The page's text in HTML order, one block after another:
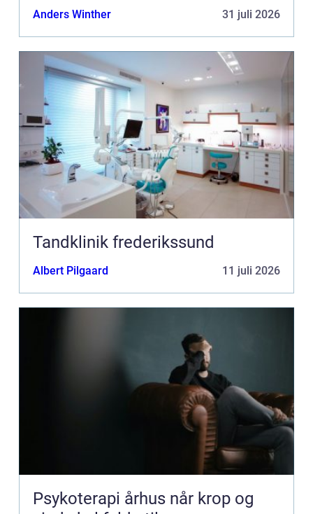
Anders Winther 31 juli 2026
Tandklinik frederikssund
Albert Pilgaard 11 juli 2026
Psykoterapi århus når krop og